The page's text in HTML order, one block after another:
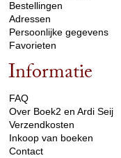
Bestellingen
Adressen
Persoonlijke gegevens
Favorieten
Informatie
FAQ
Over Boek2 en Ardi Seij
Verzendkosten
Inkoop van boeken
Contact